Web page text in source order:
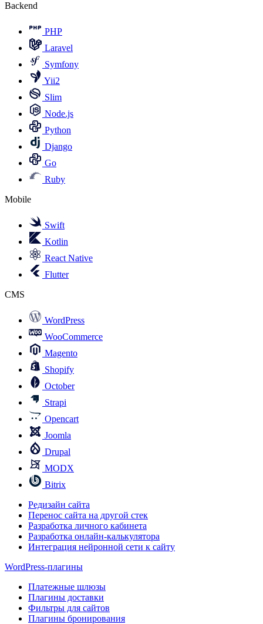
Backend
PHP
Laravel
Symfony
Yii2
Slim
Node.js
Python
Django
Go
Ruby
Mobile
Swift
Kotlin
React Native
Flutter
CMS
WordPress
WooCommerce
Magento
Shopify
October
Strapi
Opencart
Joomla
Drupal
MODX
Bitrix
Редизайн сайта
Перенос сайта на другой стек
Разработка личного кабинета
Разработка онлайн-калькулятора
Интеграция нейронной сети к сайту
WordPress-плагины
Платежные шлюзы
Плагины доставки
Фильтры для сайтов
Плагины бронирования